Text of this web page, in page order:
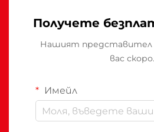
Получете
Нашият представител
вас скоро.
Имейл